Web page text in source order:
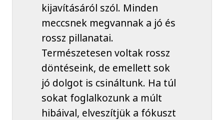
kijavításáról szól. Minden
meccsnek megvannak a jó és
rossz pillanatai.
Természetesen voltak rossz
döntéseink, de emellett sok
jó dolgot is csináltunk. Ha túl
sokat foglalkozunk a múlt
hibáival, elveszítjük a fókuszt